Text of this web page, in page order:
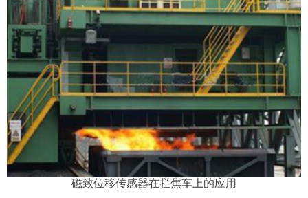
磁致位移传感器在拦焦车上的应用